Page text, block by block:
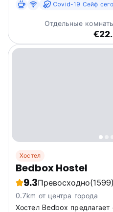
Covid-19 Сейф
Отдельные
Хостел
Bedbox Hostel
9.3Превосходно(1599)
0.7km от центра города
Хостел Bedbox